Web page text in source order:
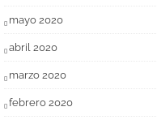
mayo 2020
abril 2020
marzo 2020
febrero 2020